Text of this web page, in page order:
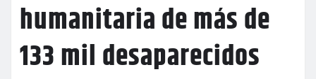
humanitaria de más de
133 mil desaparecidos